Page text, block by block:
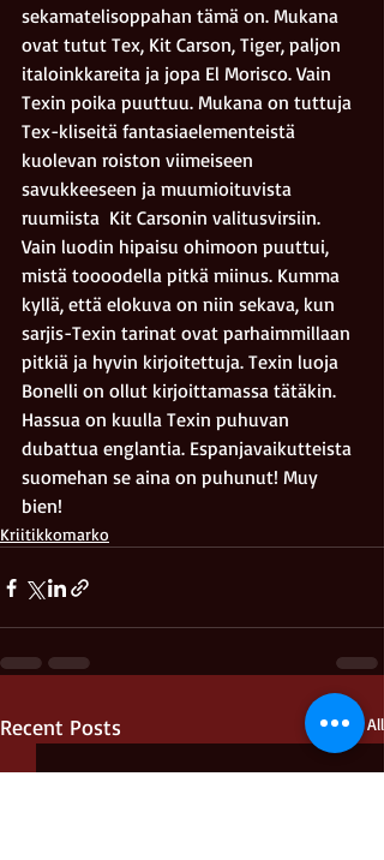
sekamatelisoppahan tämä on. Mukana
ovat tutut Tex, Kit Carson, Tiger, paljon
italoinkkareita ja jopa El Morisco. Vain
Texin poika puuttuu. Mukana on tuttuja
Tex-kliseitä fantasiaelementeistä
kuolevan roiston viimeiseen
savukkeeseen ja muumioituvista
ruumiista  Kit Carsonin valitusvirsiin.
Vain luodin hipaisu ohimoon puuttui,
mistä toooodella pitkä miinus. Kumma
kyllä, että elokuva on niin sekava, kun
sarjis-Texin tarinat ovat parhaimmillaan
pitkiä ja hyvin kirjoitettuja. Texin luoja
Bonelli on ollut kirjoittamassa tätäkin.
Hassua on kuulla Texin puhuvan
dubattua englantia. Espanjavaikutteista
suomehan se aina on puhunut! Muy
bien!
Kriitikkomarko
Recent Posts See All